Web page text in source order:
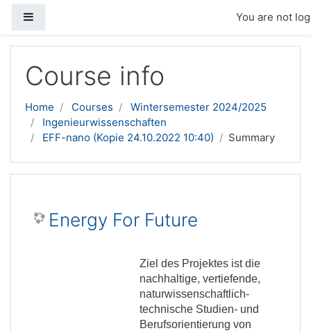
You are not
Course info
Home Courses
Wintersemester 2024/2025
Ingenieurwissenschaften
EFF-nano (Kopie 24.10.2022 10:40)
Summary
Energy For Future
Ziel des Projektes ist die
nachhaltige, vertiefende,
naturwissenschaftlich-
technische Studien- und
Berufsorientierung von